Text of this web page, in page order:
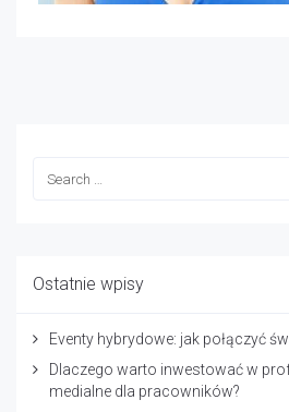
Ostatnie wpisy
Eventy hybrydowe: jak połączyć
Dlaczego warto inwestować w
medialne dla pracowników?